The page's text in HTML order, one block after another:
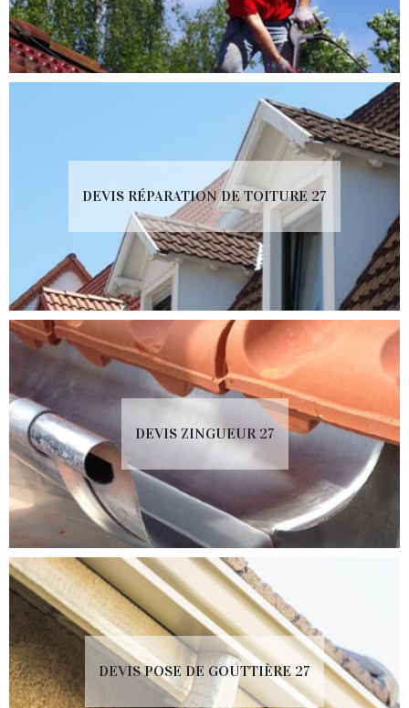
DEVIS RÉPARATION DE TOITURE 27
DEVIS ZINGUEUR 27
DEVIS POSE DE GOUTTIÈRE 27